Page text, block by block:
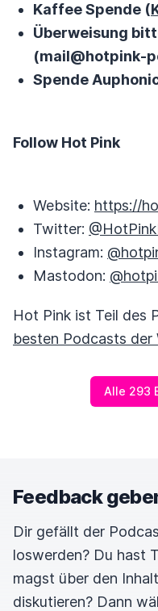
Kaffee Spende (
Überweisung
(mail@hotpink-
Spende
Follow Hot Pink
Website: https://
Twitter:
Instagram:
Mastodon:
Hot Pink ist Teil des
besten Podcasts der
Alle 293
Feedback
Dir gefällt der
loswerden? Du hast
magst über den
diskutieren? Dann